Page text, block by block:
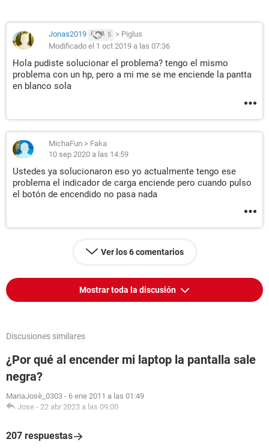
Jonas2019 5 > Piglus
Modificado el 1 oct 2019 a las 07:36
Hola pudiste solucionar el problema? tengo el mismo
problema con un hp, pero a mi me se me enciende la pantta
en blanco sola
MichaFun > Faka
10 sep 2020 a las 14:59
Ustedes ya solucionaron eso yo actualmente tengo ese
problema el indicador de carga enciende pero cuando pulso
el botón de encendido no pasa nada
Ver los 6 comentarios
Mostrar toda la discusión
Discusiones similares
¿Por qué al encender mi laptop la pantalla sale
negra?
MariaJosè_0303 - 6 ene 2011 a las 01:49
Jose - 22 abr 2023 a las 09:00
207 respuestas